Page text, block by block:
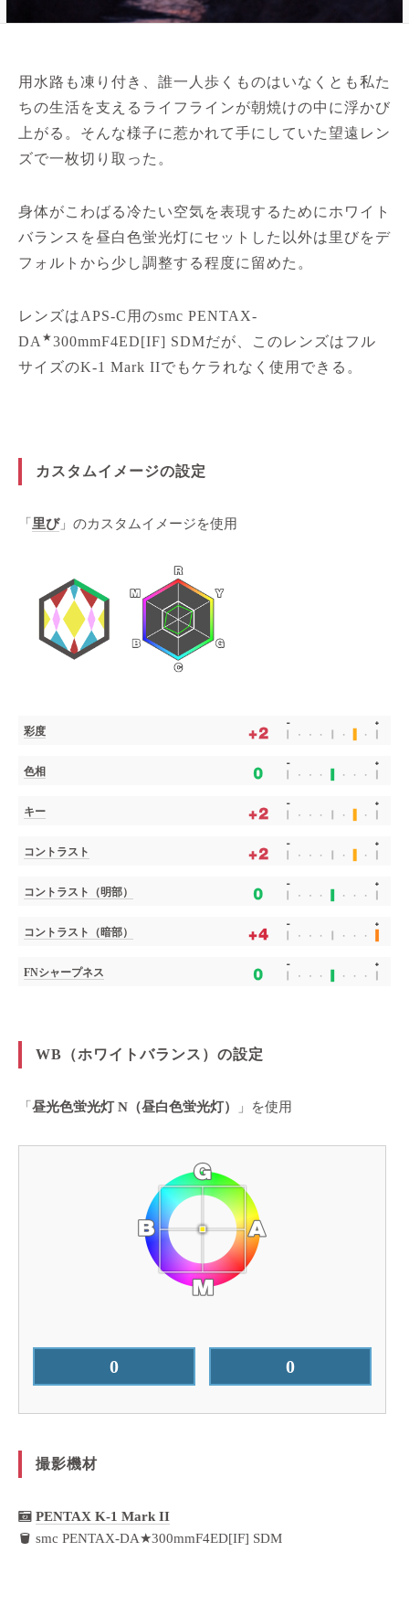
用水路も凍り付き、誰一人歩くものはいなくとも私た
ちの生活を支えるライフラインが朝焼けの中に浮かび
上がる。そんな様子に惹かれて手にしていた望遠レン
ズで一枚切り取った。
身体がこわばる冷たい空気を表現するためにホワイト
バランスを昼白色蛍光灯にセットした以外は里びをデ
フォルトから少し調整する程度に留めた。
レンズはAPS-C用のsmc PENTAX-
DA ★300mmF4ED[IF] SDMだが、このレンズはフル
サイズのK-1 Mark IIでもケラれなく使用できる。
カスタムイメージの設定
「 里び」のカスタムイメージを使用
彩度
色相
キー
コントラスト
コントラスト（明部）
コントラスト（暗部）
FNシャープネス
WB（ホワイトバランス）の設定
「 昼光色蛍光灯 N（昼白色蛍光灯） 」を使用
0 0
撮影機材
PENTAX K-1 Mark II
smc PENTAX-DA★300mmF4ED[IF] SDM